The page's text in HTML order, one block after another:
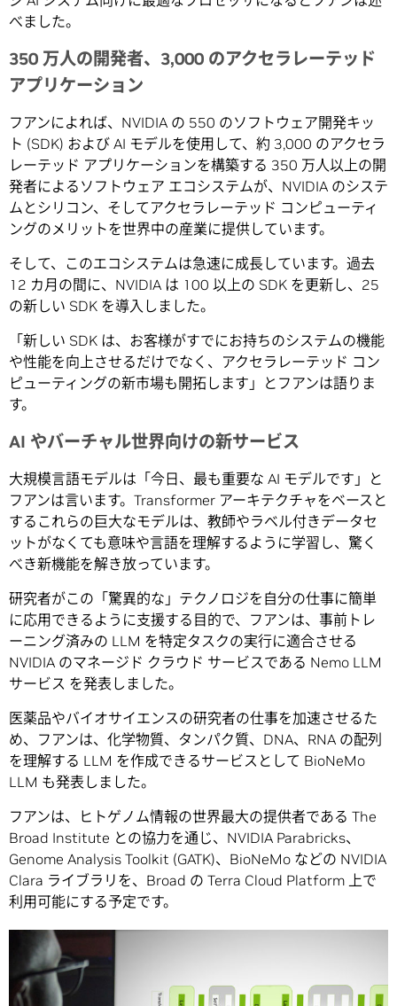
べました。
350 万人の開発者、3,000 のアクセラレーテッド
アプリケーション
フアンによれば、NVIDIA の 550 のソフトウェア開発キッ
ト (SDK) および AI モデルを使用して、約 3,000 のアクセラ
レーテッド アプリケーションを構築する 350 万人以上の開
発者によるソフトウェア エコシステムが、NVIDIA のシステ
ムとシリコン、そしてアクセラレーテッド コンピューティ
ングのメリットを世界中の産業に提供しています。
そして、このエコシステムは急速に成長しています。過去
12 カ月の間に、NVIDIA は 100 以上の SDK を更新し、25
の新しい SDK を導入しました。
「新しい SDK は、お客様がすでにお持ちのシステムの機能
や性能を向上させるだけでなく、アクセラレーテッド コン
ピューティングの新市場も開拓します」とフアンは語りま
す。
AI やバーチャル世界向けの新サービス
大規模言語モデルは「今日、最も重要な AI モデルです」と
フアンは言います。Transformer アーキテクチャをベースと
するこれらの巨大なモデルは、教師やラベル付きデータセ
ットがなくても意味や言語を理解するように学習し、驚く
べき新機能を解き放っています。
研究者がこの「驚異的な」テクノロジを自分の仕事に簡単
に応用できるように支援する目的で、フアンは、事前トレ
ーニング済みの LLM を特定タスクの実行に適合させる
NVIDIA のマネージド クラウド サービスである Nemo LLM
サービス を発表しました。
医薬品やバイオサイエンスの研究者の仕事を加速させるた
め、フアンは、化学物質、タンパク質、DNA、RNA の配列
を理解する LLM を作成できるサービスとして BioNeMo
LLM も発表しました。
フアンは、ヒトゲノム情報の世界最大の提供者である The
Broad Institute との協力を通じ、NVIDIA Parabricks、
Genome Analysis Toolkit (GATK)、BioNeMo などの NVIDIA
Clara ライブラリを、Broad の Terra Cloud Platform 上で
利用可能にする予定です。